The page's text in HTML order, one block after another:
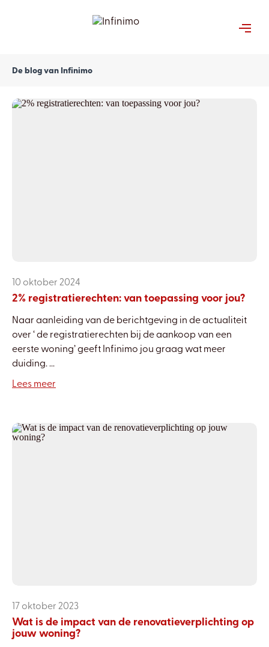
Menu
De blog van Infinimo
10 oktober 2024
2% registratierechten: van toepassing voor jou?
Naar aanleiding van de berichtgeving in de actualiteit
over ‘ de registratierechten bij de aankoop van een
eerste woning’ geeft Infinimo jou graag wat meer
duiding. ...
Lees meer
17 oktober 2023
Wat is de impact van de renovatieverplichting op
jouw woning?